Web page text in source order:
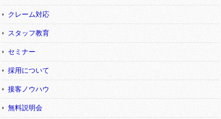
クレーム対応
スタッフ教育
セミナー
採用について
接客ノウハウ
無料説明会